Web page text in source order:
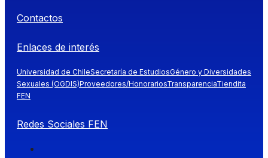
Contactos
Enlaces de interés
Universidad de ChileSecretaría de EstudiosGénero y Diversidades
Sexuales (OGDIS)Proveedores/HonorariosTransparenciaTiendita
FEN
Redes Sociales FEN